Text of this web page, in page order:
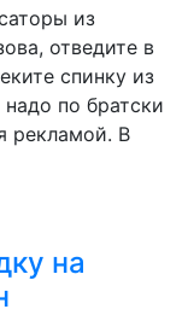
из
отведите в
спинку из
по братски
рекламой. В
на